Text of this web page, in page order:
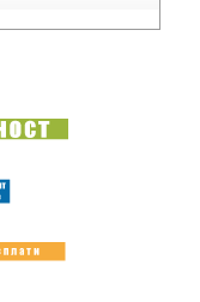
se oprostio od
podršku
„Nismo tu da